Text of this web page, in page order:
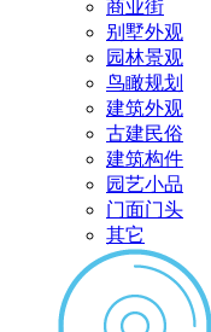
商业街
别墅外观
园林景观
鸟瞰规划
建筑外观
古建民俗
建筑构件
园艺小品
门面门头
其它